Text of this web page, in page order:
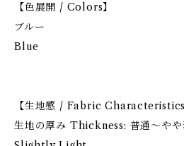
【色展開 / Colors】
ブルー
Blue
【生地感 / Fabric Characteristics
生地の厚み Thickness: 普通〜や